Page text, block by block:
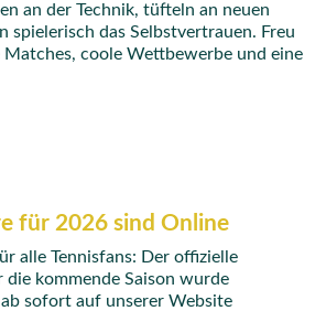
an der Technik, tüfteln an neuen
spielerisch das Selbstvertrauen. Freu
coole Wettbewerbe und eine
für 2026 sind Online
alle Tennisfans: Der offizielle
die kommende Saison wurde
sofort auf unserer Website